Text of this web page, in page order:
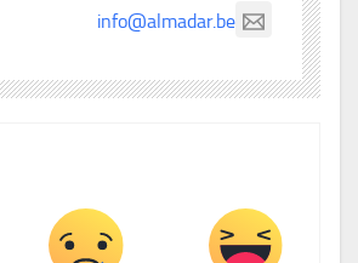
info@almadar.be